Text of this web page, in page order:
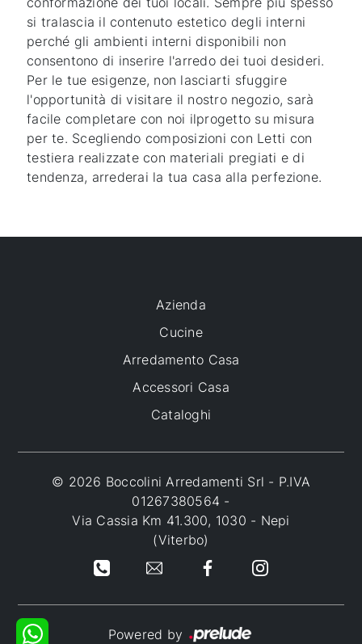
si tralascia il contenuto estetico degli interni
perché gli ambienti interni disponibili non
consentono di inserire l'arredo dei tuoi desideri.
Per le tue esigenze, non lasciarti sfuggire
l'opportunità di visitare il nostro negozio, sarà
facile completare con noi ilprogetto su misura
per te. Scegliendo composizioni con Letti con
testiera realizzate con materiali pregiati e di
tendenza, arrederai la tua casa alla perfezione.
Azienda
Cucine
Arredamento Casa
Accessori Casa
Cataloghi
© 2026 Boccolini Arredamenti Srl - P.IVA
01267380564 -
Via Cassia Km 41.300, 1030 - Nepi
(Viterbo)
Powered by